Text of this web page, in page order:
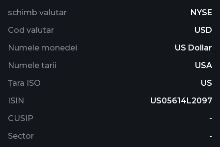
schimb valutar
NYSE
Cod valutar
USD
Numele monedei
US Dollar
Numele tarii
USA
Țara ISO
US
ISIN
US05614L2097
CUSIP
-
Sector
-